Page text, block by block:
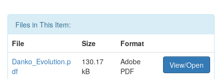
Files in This Item:
File
Size
Format
Danko_Evolution.p
df
130.17
kB
Adobe
PDF
View/Open